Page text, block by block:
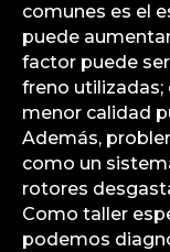
comunes es el
puede
factor puede
freno
menor calidad
Además,
como un
rotores
Como taller
podemos